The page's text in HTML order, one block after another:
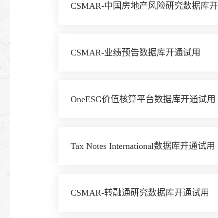
CSMAR-中国房地产风险研究数据库
CSMAR-业绩预告数据库开通试用
OneESG价值核算平台数据库开通试用
Tax Notes International数据库开通试用
CSMAR-转融通研究数据库开通试用